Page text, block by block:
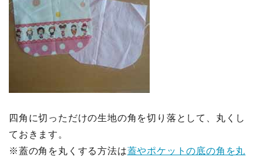
四角に切っただけの生地の角を切り落として、丸くし
ておきます。
※蓋の角を丸くする方法は蓋やポケットの底の角を丸